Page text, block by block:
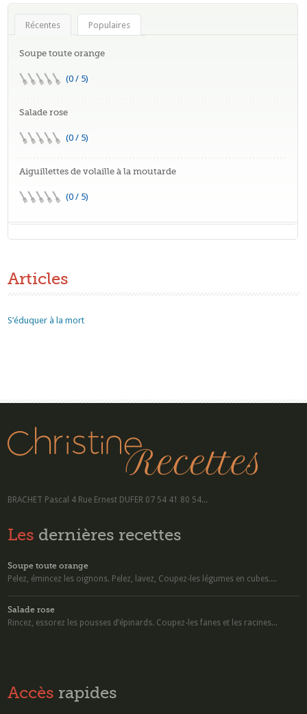
Récentes Populaires
Soupe toute orange
(0 / 5)
Salade rose
(0 / 5)
Aiguillettes de volaille à la moutarde
(0 / 5)
Articles
S’éduquer à la mort
BRACHET Pascal 4 Rue Ernest DUFER 07 54 41 80 54...
Les dernières recettes
Soupe toute orange
Pelez, émincez les oignons. Pelez, lavez, Coupez-les légumes en cubes....
Salade rose
Rincez, essorez les pousses d’épinards. Coupez-les fanes et les racines...
Accès rapides